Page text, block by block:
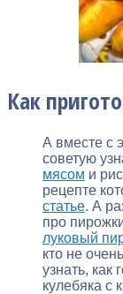
Как
А вместе с
советую
мясом и
рецепте
статье. А
про
луковый
кто не
узнать, как
кулебяка с